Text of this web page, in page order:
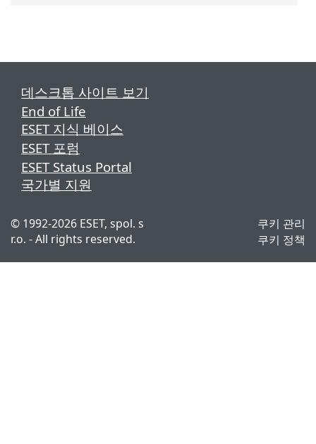
데스크톱 사이트 보기
End of Life
ESET 지식 베이스
ESET 포럼
ESET Status Portal
국가별 지원
© 1992-2026 ESET, spol. s
r.o. - All rights reserved.
쿠키 관리
쿠키 정책